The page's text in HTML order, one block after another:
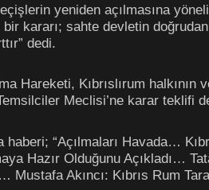
yeniden açılmasına
bir kararı; sahte devletin
dedi.
Hareketi, Kıbrıslırum
Meclisi’ne karar teklifi
haberi; “Açılmaları Havada…
Hazır Olduğunu Açıkladı…
Mustafa Akıncı: Kıbrıs Rum